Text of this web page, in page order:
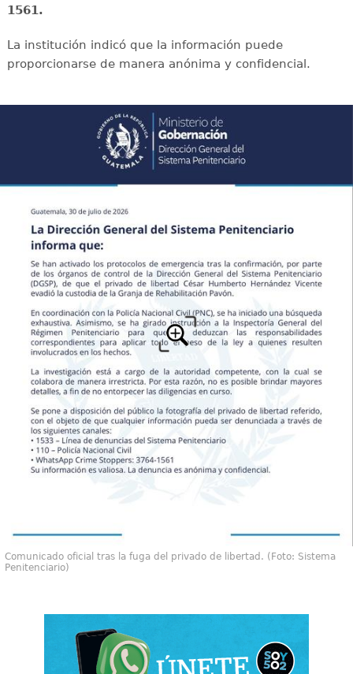
1561.
La institución indicó que la información puede
proporcionarse de manera anónima y confidencial.
Comunicado oficial tras la fuga del privado de libertad. (Foto: Sistema
Penitenciario)